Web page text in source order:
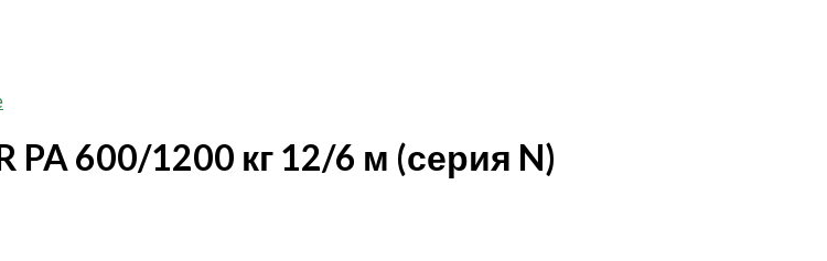
600/1200 кг 12/6 м (серия N)